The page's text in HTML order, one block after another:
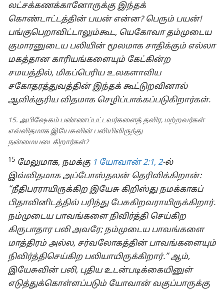
லட்சக்கணக்கானோருக்கு இந்தக்
கொண்டாட்டத்தின் பயன் என்ன? பெரும் பயன்!
பங்குபெறாவிட்டாலும்கூட, யெகோவா தம்முடைய
குமாரனுடைய பலியின் மூலமாக சாதிக்கும் எல்லா
மகத்தான காரியங்களையும் கேட்கின்ற
சமயத்தில், மிகப்பெரிய உலகளாவிய
சகோதரத்துவத்தின் இந்தக் கூட்டுறவினால்
ஆவிக்குரிய விதமாக செழிப்பாக்கப்படுகிறார்கள்.
15. அபிஷேகம் பண்ணப்பட்டவர்களைத் தவிர, மற்றவர்கள்
எவ்விதமாக இயேசுவின் பலியிலிருந்து
நன்மையடைகிறார்கள்?
15 மேலுமாக, நமக்கு 1 யோவான் 2:1, 2-ல்
இவ்விதமாக அப்போஸ்தலன் தெரிவிக்கிறான்:
“நீதிபரராயிருக்கிற இயேசு கிறிஸ்து நமக்காகப்
பிதாவினிடத்தில் பரிந்து பேசுகிறவராயிருக்கிறார்.
நம்முடைய பாவங்களை நிவிர்த்தி செய்கிற
கிருபாதார பலி அவரே; நம்முடைய பாவங்களை
மாத்திரம் அல்ல, சர்வலோகத்தின் பாவங்களையும்
நிவிர்த்திசெய்கிற பலியாயிருக்கிறார்.” ஆம்,
இயேசுவின் பலி, புதிய உடன்படிக்கையினுள்
எடுத்துக்கொள்ளப்படும் யோவான் வகுப்பாருக்கு